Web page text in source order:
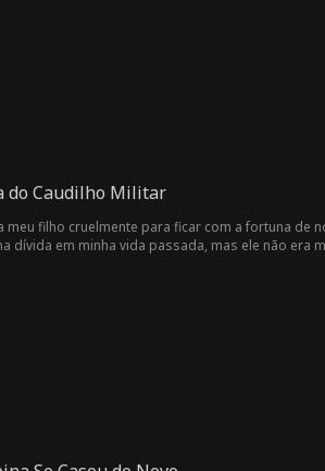
do Caudilho Militar
meu filho cruelmente para ficar com a fortuna de
dívida em minha vida passada, mas ele não